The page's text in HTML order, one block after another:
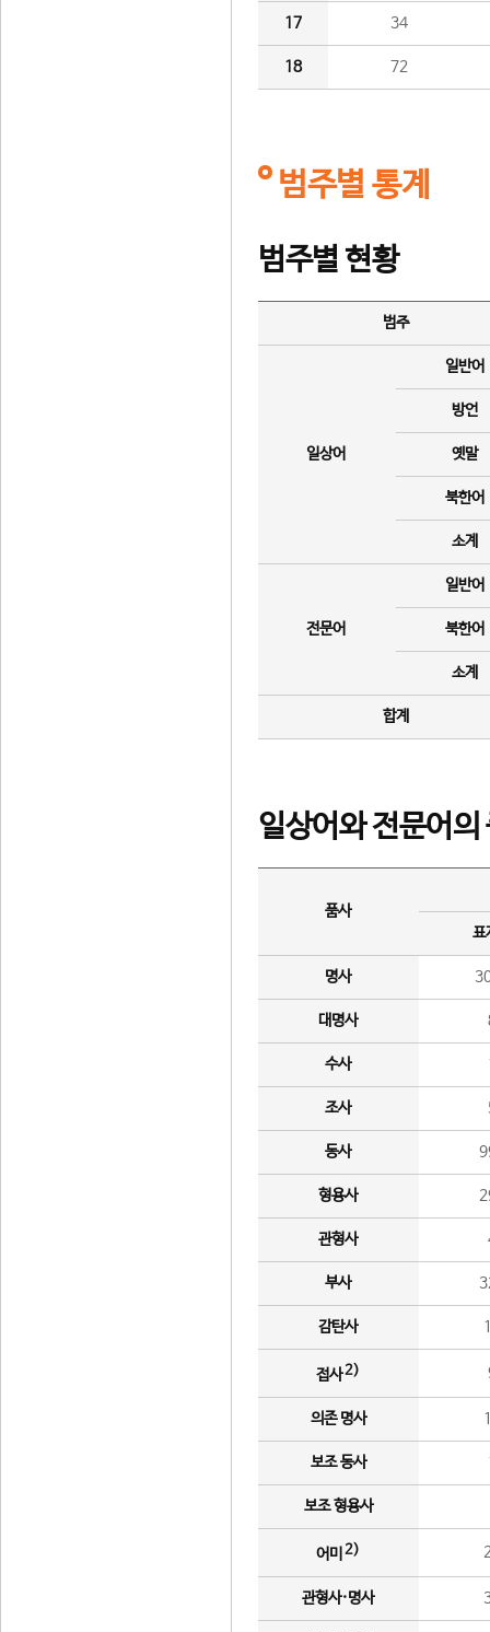
17 34
18 72
범주별 통계
범주별 현황
범주
일상어
일반어
방언
옛말
북한어
소계
전문어
일반어
북한어
소계
합계
일상어와 전문어의
품사
표
명사
대명사
수사
조사
동사
형용사
관형사
부사
감탄사
접사2)
의존 명사
보조 동사
보조 형용사
어미 2)
관형사·명사